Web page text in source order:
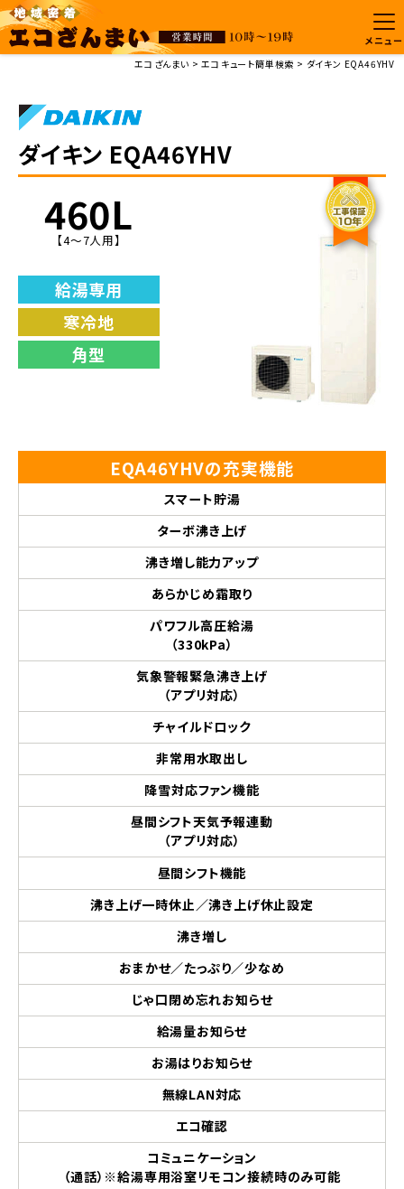
メニュー
エコざんまい
エコキュート簡単検索 ダイキン EQA46YHV
ダイキン EQA46YHV
460L
【4～7人用】
給湯専用
寒冷地
角型
EQA46YHVの充実機能
スマート貯湯
ターボ沸き上げ
沸き増し能力アップ
あらかじめ霜取り
パワフル高圧給湯
（330kPa）
気象警報緊急沸き上げ
（アプリ対応）
チャイルドロック
非常用水取出し
降雪対応ファン機能
昼間シフト天気予報連動
（アプリ対応）
昼間シフト機能
沸き上げ一時休止／沸き上げ休止設定
沸き増し
おまかせ／たっぷり／少なめ
じゃ口閉め忘れお知らせ
給湯量お知らせ
お湯はりお知らせ
無線LAN対応
エコ確認
コミュニケーション
（通話）※給湯専用浴室リモコン接続時のみ可能